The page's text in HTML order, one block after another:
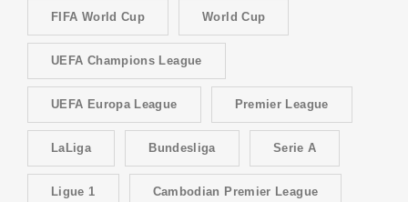
FIFA World Cup World Cup
UEFA Champions League
UEFA Europa League Premier League
LaLiga Bundesliga Serie A
Ligue 1 Cambodian Premier League